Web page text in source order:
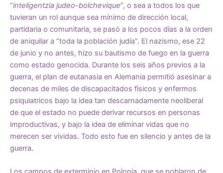
“inteligentzia judeo-bolchevique”, o sea a todos los que
tuvieran un rol aunque sea mínimo de dirección local,
partidaria o comunitaria, se pasó a los pocos días a la orden
de aniquilar a “toda la población judía”. El nazismo, ese 22
de junio y no antes, hizo su bautismo de fuego en la guerra
como estado genocida. Durante los seis años previos a la
guerra, el plan de eutanasia en Alemania permitió asesinar a
decenas de miles de discapacitados físicos y enfermos
psiquiatricos bajo la idea tan descarnadamente neoliberal
de que el estado no puede derivar recursos en personas
improductivas, y bajo la idea de eliminar vidas que no
merecen ser vividas. Todo esto fue en silencio y antes de la
guerra.